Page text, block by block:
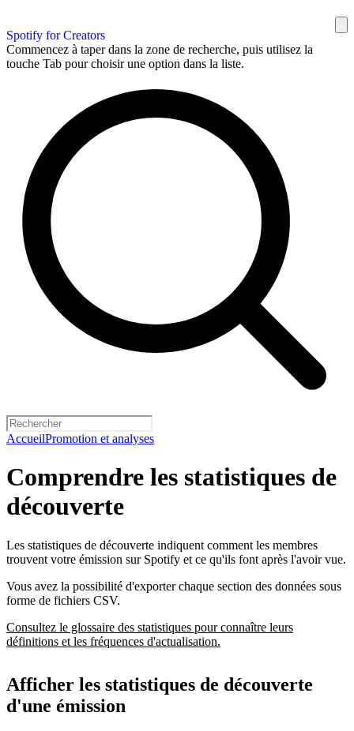
Spotify for Creators
Commencez à taper dans la zone de recherche, puis utilisez la
touche Tab pour choisir une option dans la liste.
AccueilPromotion et analyses
Comprendre les statistiques de
découverte
Les statistiques de découverte indiquent comment les membres
trouvent votre émission sur Spotify et ce qu'ils font après l'avoir vue.
Vous avez la possibilité d'exporter chaque section des données sous
forme de fichiers CSV.
Consultez le glossaire des statistiques pour connaître leurs
définitions et les fréquences d'actualisation.
Afficher les statistiques de découverte
d'une émission